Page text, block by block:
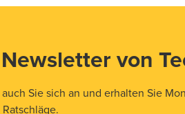
von
Sie sich an und erhalten Sie
Ratschläge.